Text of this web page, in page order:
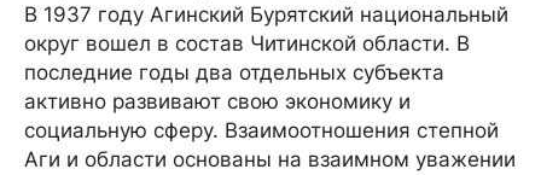
В 1937 году Агинский Бурятский национальный
округ вошел в состав Читинской области. В
последние годы два отдельных субъекта
активно развивают свою экономику и
социальную сферу. Взаимоотношения степной
Аги и области основаны на взаимном уважении